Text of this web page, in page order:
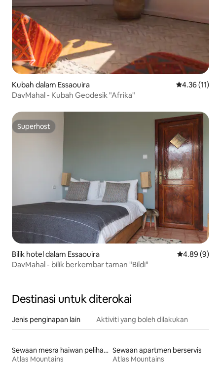
Kubah dalam Essaouira Penarafan
4.36 (11)
DavMahal - Kubah Geodesik "Afrika"
Superhost
Superhost
Bilik hotel dalam Essaouira Penarafan
4.89 (9)
DavMahal - bilik berkembar taman "Bildi"
Destinasi untuk diterokai
Jenis penginapan lain Aktiviti yang boleh dilakukan
Sewaan mesra haiwan peliharaan
Atlas Mountains
Sewaan apartmen berservis
Atlas Mountains